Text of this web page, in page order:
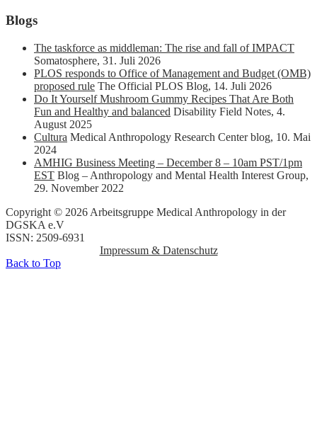
Blogs
The taskforce as middleman: The rise and fall of IMPACT
Somatosphere, 31. Juli 2026
PLOS responds to Office of Management and Budget (OMB)
proposed rule The Official PLOS Blog, 14. Juli 2026
Do It Yourself Mushroom Gummy Recipes That Are Both
Fun and Healthy and balanced Disability Field Notes, 4.
August 2025
Cultura Medical Anthropology Research Center blog, 10. Mai
2024
AMHIG Business Meeting – December 8 – 10am PST/1pm
EST Blog – Anthropology and Mental Health Interest Group,
29. November 2022
Copyright © 2026 Arbeitsgruppe Medical Anthropology in der
DGSKA e.V
ISSN: 2509-6931
Impressum & Datenschutz
Back to Top